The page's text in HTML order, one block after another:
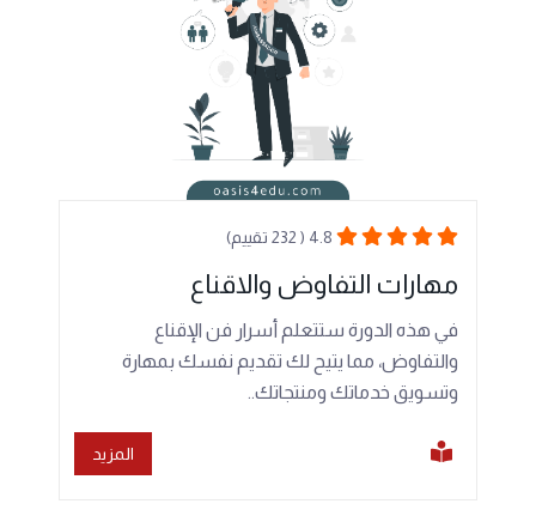
4.8 ( 232 تقييم)
مهارات التفاوض والاقناع
في هذه الدورة ستتعلم أسرار فن الإقناع
والتفاوض، مما يتيح لك تقديم نفسك بمهارة
وتسويق خدماتك ومنتجاتك..
المزيد